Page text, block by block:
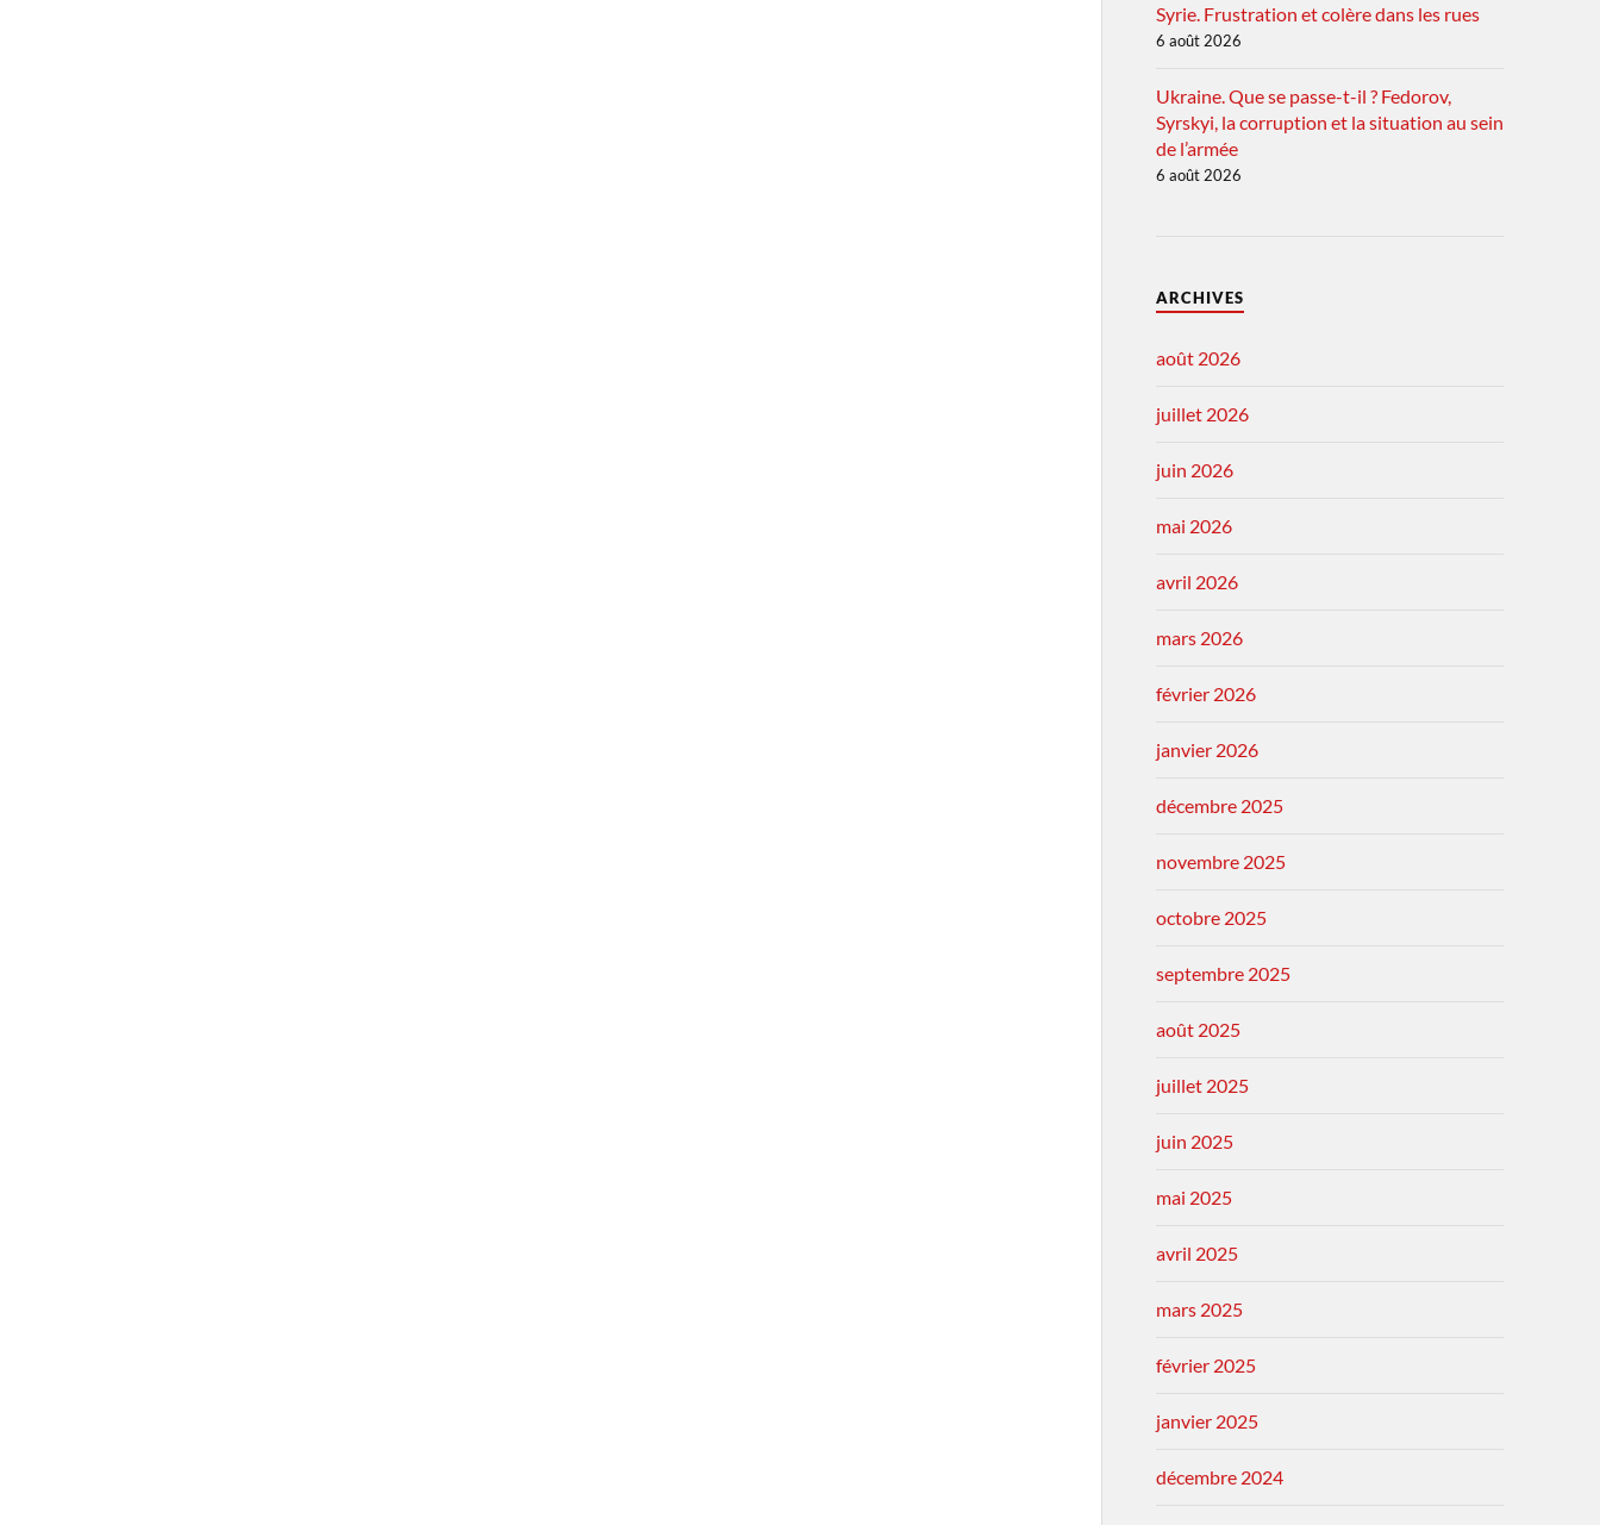
Syrie. Frustration et colère dans les rues
6 août 2026
Ukraine. Que se passe-t-il ? Fedorov,
Syrskyi, la corruption et la situation au sein
de l’armée
6 août 2026
ARCHIVES
août 2026
juillet 2026
juin 2026
mai 2026
avril 2026
mars 2026
février 2026
janvier 2026
décembre 2025
novembre 2025
octobre 2025
septembre 2025
août 2025
juillet 2025
juin 2025
mai 2025
avril 2025
mars 2025
février 2025
janvier 2025
décembre 2024